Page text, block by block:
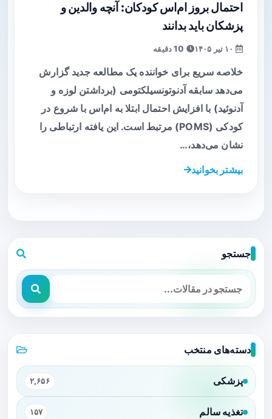
احتمال بروز ام‌اس کودکان: آنچه والدین و
پزشکان باید بدانند
خلاصه سریع برای خواننده یک مطالعه جدید گزارش
می‌دهد سابقه آدنوتونسیلکتومی (برداشتن لوزه و
آدنوئید) با افزایش احتمال ابتلا به ام‌اس با شروع در
کودکی (POMS) مرتبط است. این یافته ارتباطی را
نشان می‌دهد،…
بیشتر بخوانید
جستجو
دسته‌های منتخب
پزشکی ۲,۶۵۶
تغذیه سالم ۱۵۷